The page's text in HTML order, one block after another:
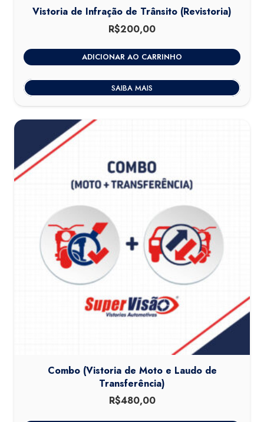
Vistoria de Infração de Trânsito (Revistoria)
R$200,00
ADICIONAR AO CARRINHO
SAIBA MAIS
Combo (Vistoria de Moto e Laudo de
Transferência)
R$480,00